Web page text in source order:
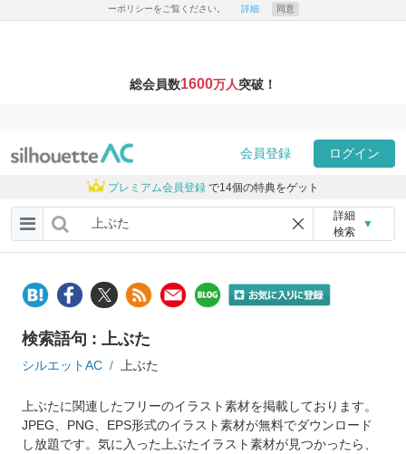
ーポリシーをご覧ください。 詳細 同意
総会員数1600万人突破！
会員登録 ログイン
プレミアム会員登録 で14個の特典をゲット
詳細
検索
▼
検索語句 : 上ぶた
シルエットAC 上ぶた
上ぶたに関連したフリーのイラスト素材を掲載しております。
JPEG、PNG、EPS形式のイラスト素材が無料でダウンロード
し放題です。気に入った上ぶたイラスト素材が見つかったら、